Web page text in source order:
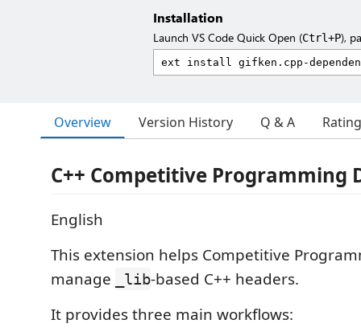
Installation
Launch VS Code Quick Open (Ctrl+P),
Overview Version History Q & A
C++ Competitive Programming
English
This extension helps Competitive
manage
_lib-based C++ headers.
It provides three main workflows: